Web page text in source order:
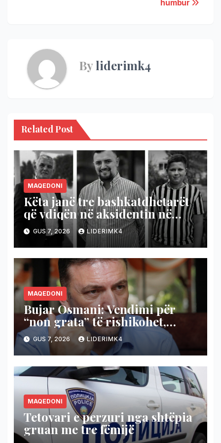
humbur
Byliderimk4
Related Post
MAQEDONI
Këta janë tre bashkatdhetarët
që vdiqën në aksidentin në
Gjermani
GUS 7, 2026 LIDERIMK4
MAQEDONI
Bujar Osmani: Vendimi për
“non grata” të rishikohet,
Shqipëria të mbetet derë e
hapur për shqiptarët
GUS 7, 2026 LIDERIMK4
MAQEDONI
Tetovari e perzuri nga shtëpia
gruan me tre fëmijë